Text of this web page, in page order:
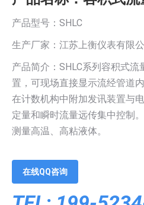
产品型号：SHLC
生产厂家：江苏上衡仪表有限
产品简介：SHLC系列容积式
置，可现场直接显示流经管道
在计数机构中附加发讯装置与
定量和瞬时流量远传集中控制
测量高温、高粘液体。
在线QQ咨询